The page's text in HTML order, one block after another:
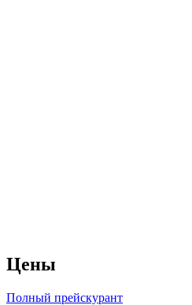
Цены
Полный прейскурант